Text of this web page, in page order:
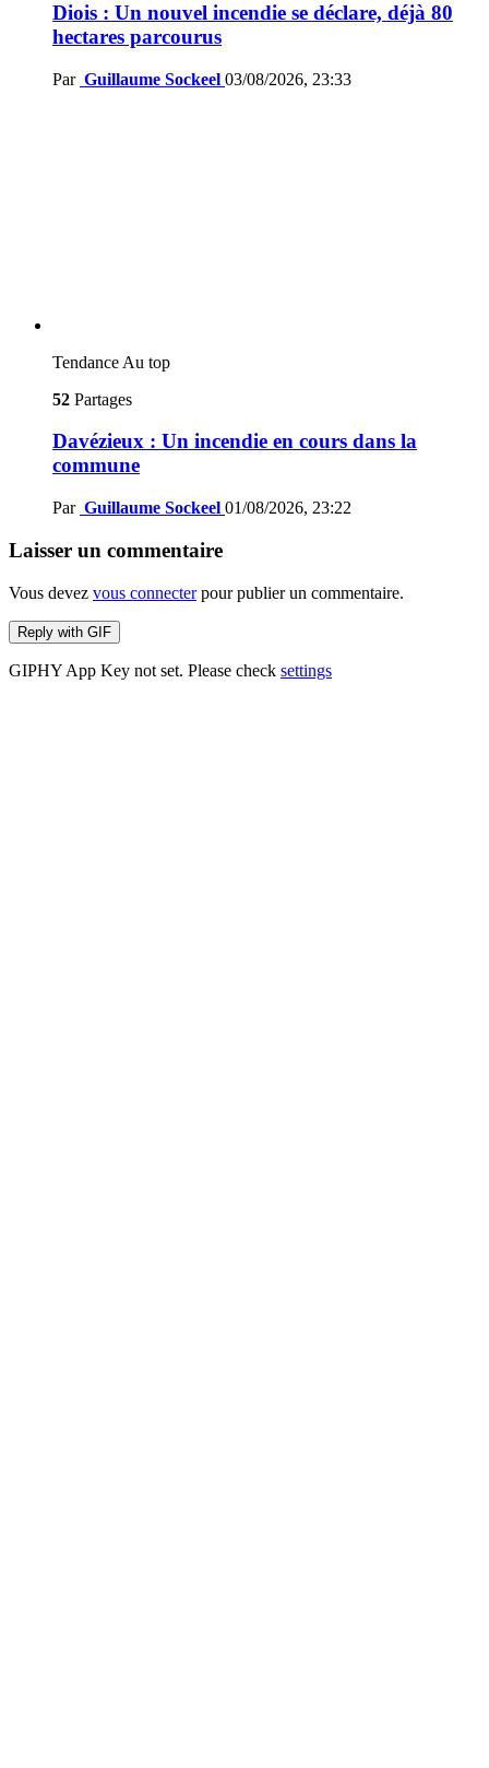
Diois : Un nouvel incendie se déclare, déjà 80
hectares parcourus
Par Guillaume Sockeel 03/08/2026, 23:33
Tendance Au top
52 Partages
Davézieux : Un incendie en cours dans la
commune
Par Guillaume Sockeel 01/08/2026, 23:22
Laisser un commentaire
Vous devez vous connecterpour publier un commentaire.
Reply with GIF
GIPHY App Key not set. Please check settings